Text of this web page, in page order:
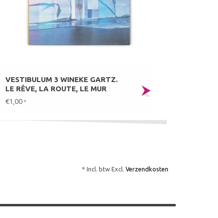
VESTIBULUM 3 WINEKE GARTZ.
LE RÊVE, LA ROUTE, LE MUR
€1,00 *
* Incl. btw Excl. Verzendkosten